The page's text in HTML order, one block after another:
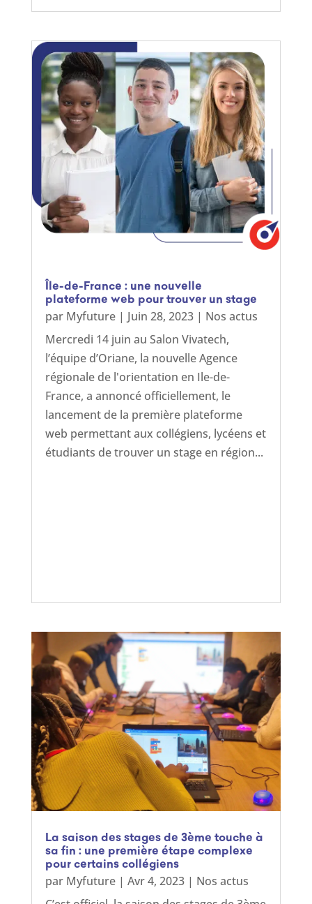
Île-de-France : une nouvelle
plateforme web pour trouver un stage
par Myfuture| Juin 28, 2023| Nos actus
Mercredi 14 juin au Salon Vivatech,
l’équipe d’Oriane, la nouvelle Agence
régionale de l'orientation en Ile-de-
France, a annoncé officiellement, le
lancement de la première plateforme
web permettant aux collégiens, lycéens et
étudiants de trouver un stage en région...
La saison des stages de 3ème touche à
sa fin : une première étape complexe
pour certains collégiens
par Myfuture| Avr 4, 2023| Nos actus